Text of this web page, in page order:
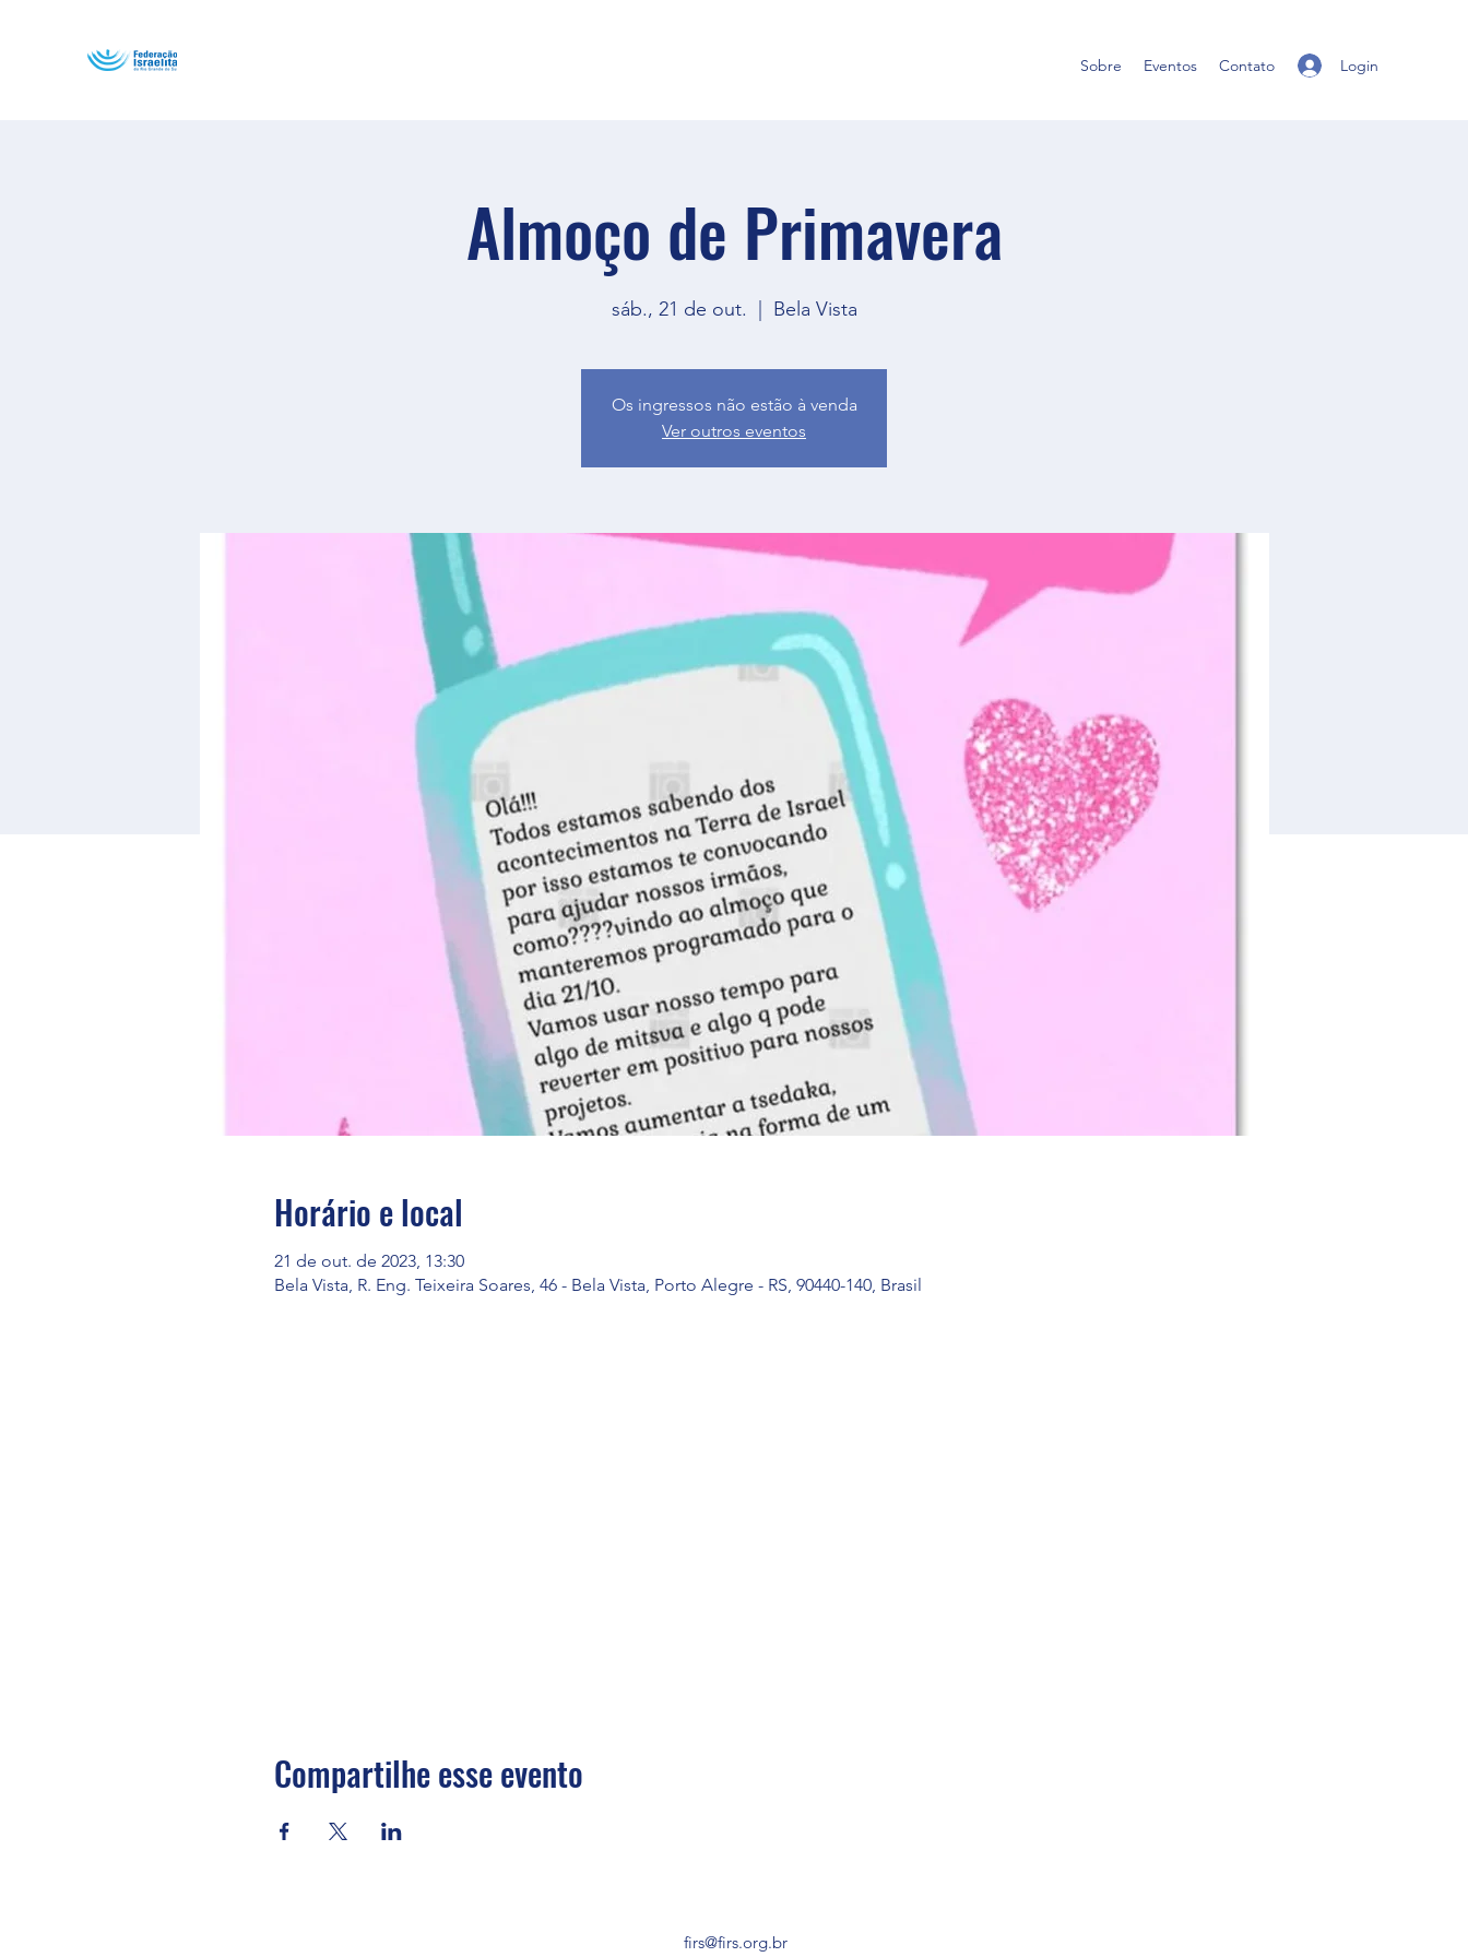
Sobre Eventos Contato Login
Almoço de Primavera
sáb., 21 de out. Bela Vista
Os ingressos não estão à venda
Ver outros eventos
Horário e local
21 de out. de 2023, 13:30
Bela Vista, R. Eng. Teixeira Soares, 46 - Bela Vista, Porto Alegre - RS, 90440-140, Brasil
Compartilhe esse evento
firs@firs.org.br